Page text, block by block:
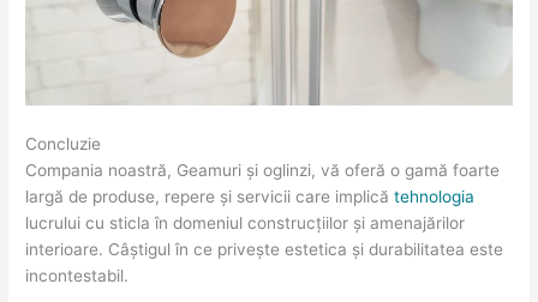
Concluzie
Compania noastră, Geamuri și oglinzi, vă oferă o gamă foarte
largă de produse, repere și servicii care implicătehnologia
lucrului cu sticla în domeniul construcțiilor și amenajărilor
interioare. Câștigul în ce privește estetica și durabilitatea este
incontestabil.